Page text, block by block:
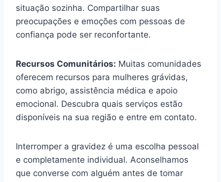
situação sozinha. Compartilhar suas
preocupações e emoções com pessoas de
confiança pode ser reconfortante.
Recursos Comunitários: Muitas comunidades
oferecem recursos para mulheres grávidas,
como abrigo, assistência médica e apoio
emocional. Descubra quais serviços estão
disponíveis na sua região e entre em contato.
Interromper a gravidez é uma escolha pessoal
e completamente individual. Aconselhamos
que converse com alguém antes de tomar